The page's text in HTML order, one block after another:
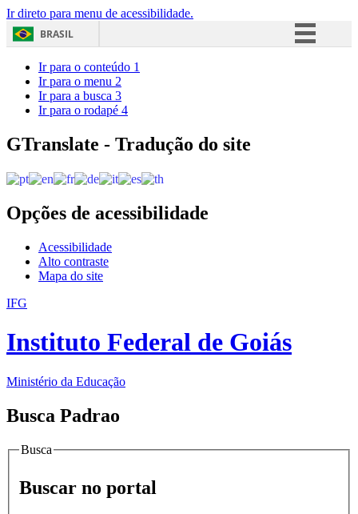
Ir direto para menu de acessibilidade.
BRASIL
Acesso à informação
Ir para o conteúdo 1
Ir para o menu 2
Ir para a busca 3
Ir para o rodapé 4
GTranslate - Tradução do site
Opções de acessibilidade
Acessibilidade
Alto contraste
Mapa do site
IFG
Instituto Federal de Goiás
Ministério da Educação
Busca Padrao
Busca
Buscar no portal